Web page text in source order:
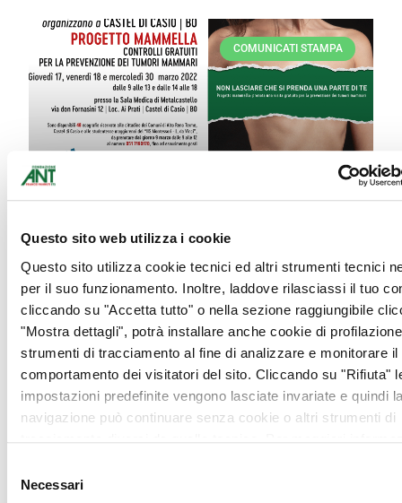
Questo sito web utilizza i cookie
Questo sito utilizza cookie tecnici ed altri strumenti tecnici
per il suo funzionamento. Inoltre, laddove rilasciassi il tuo
cliccando su "Accetta tutto" o nella sezione raggiungibile
"Mostra dettagli", potrà installare anche cookie di
strumenti di tracciamento al fine di analizzare e monitorare il
comportamento dei visitatori del sito. Cliccando su "Rifiuta"
impostazioni predefinite vengono lasciate invariate e quindi
navigazione può continuare senza cookie o altri strumenti di
delNecessari
COMUNICATI STAMPA
Metalcastello, Giornata
Internazionale della
Donna con la prevenzione
ANT
7 Marzo 2022